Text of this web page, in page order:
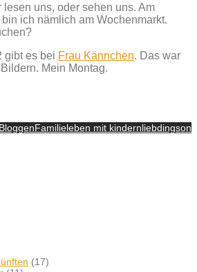
uns, oder sehen uns. Am
ich nämlich am Wochenmarkt.
gibt es bei Frau Kännchen. Das war
Mein Montag.
BloggenFamilieleben mit kindernliebdingson
(17)